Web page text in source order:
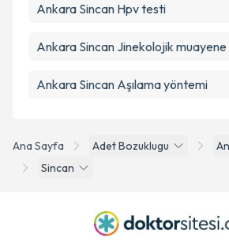
Ana Sayfa Adet Bozuklugu
Sincan
Ankara Sincan Hpv testi
Ankara Sincan Jinekolojik muayene
Ankara Sincan Aşılama yöntemi